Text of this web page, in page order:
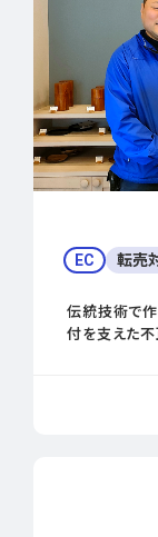
EC 転売
伝統技術で
付を支えた